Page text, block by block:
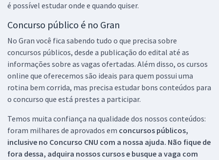
é possível estudar onde e quando quiser.
Concurso público é no Gran
No Gran você fica sabendo tudo o que precisa sobre
concursos públicos, desde a publicação do edital até as
informações sobre as vagas ofertadas. Além disso, os cursos
online que oferecemos são ideais para quem possui uma
rotina bem corrida, mas precisa estudar bons conteúdos para
o concurso que está prestes a participar.
Temos muita confiança na qualidade dos nossos conteúdos:
foram milhares de aprovados em concursos públicos,
inclusive no Concurso CNU com a nossa ajuda. Não fique de
fora dessa, adquira nossos cursos e busque a vaga com